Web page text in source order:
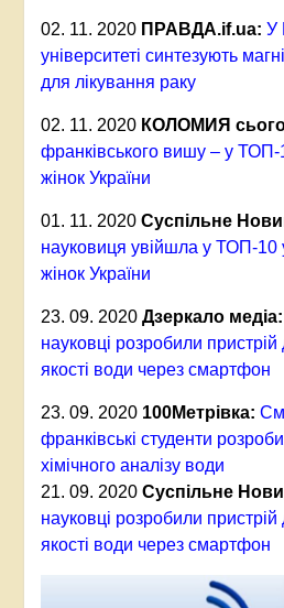
02. 11. 2020 ПРАВДА.if.ua: У
університеті синтезують
для лікування раку
02. 11. 2020 КОЛОМИЯ
франківського вишу – у ТОП-
жінок України
01. 11. 2020 Суспільне
науковиця увійшла у ТОП-10
жінок України
23. 09. 2020 Дзеркало медіа:
науковці розробили
якості води через смартфон
23. 09. 2020 100Метрівка:
франківські студенти
хімічного аналізу води
21. 09. 2020 Суспільне
науковці розробили
якості води через смартфон